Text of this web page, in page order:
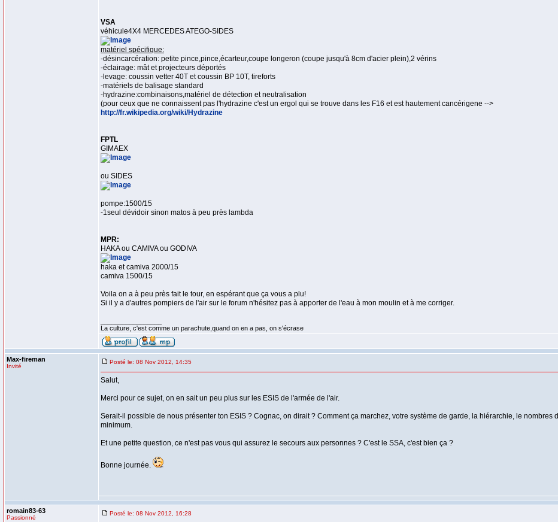
VSA
véhicule4X4 MERCEDES ATEGO-SIDES
matériel spécifique:
-désincarcération: petite pince,pince,écarteur,coupe longeron (coupe jusqu'à 8cm d'acier plein),2 vérins
-éclairage: mât et projecteurs déportés
-levage: coussin vetter 40T et coussin BP 10T, tireforts
-matériels de balisage standard
-hydrazine:combinaisons,matériel de détection et neutralisation
(pour ceux que ne connaissent pas l'hydrazine c'est un ergol qui se trouve dans les F16 et est hautement cancérigene -->
http://fr.wikipedia.org/wiki/Hydrazine
FPTL
GIMAEX
ou SIDES
pompe:1500/15
-1seul dévidoir sinon matos à peu près lambda
MPR:
HAKA ou CAMIVA ou GODIVA
haka et camiva 2000/15
camiva 1500/15
Voila on a à peu près fait le tour, en espérant que ça vous a plu!
Si il y a d'autres pompiers de l'air sur le forum n'hésitez pas à apporter de l'eau à mon moulin et à me corriger.
La culture, c'est comme un parachute,quand on en a pas, on s'écrase
Max-fireman
Invité
Posté le: 08 Nov 2012, 14:35
Salut,
Merci pour ce sujet, on en sait un peu plus sur les ESIS de l'armée de l'air.
Serait-il possible de nous présenter ton ESIS ? Cognac, on dirait ? Comment ça marchez, votre système de garde, la hiérarchie, le
minimum.
Et une petite question, ce n'est pas vous qui assurez le secours aux personnes ? C'est le SSA, c'est bien ça ?
Bonne journée.
romain83-63
Passionné
Posté le: 08 Nov 2012, 16:28